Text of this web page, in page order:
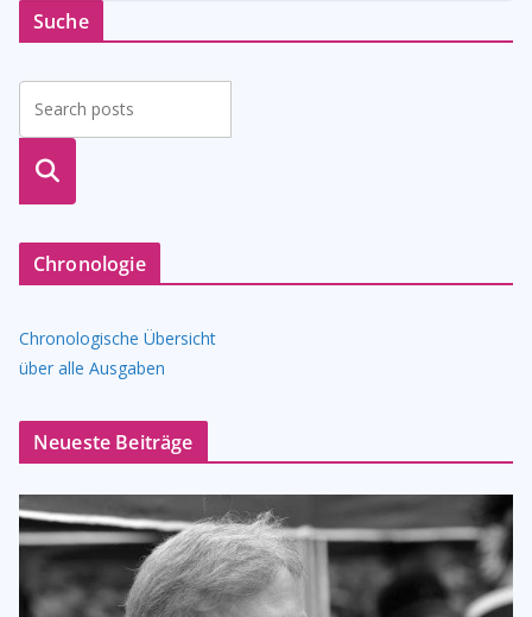
Suche
suche
Chronologie
Chronologische Übersicht
über alle Ausgaben
Neueste Beiträge